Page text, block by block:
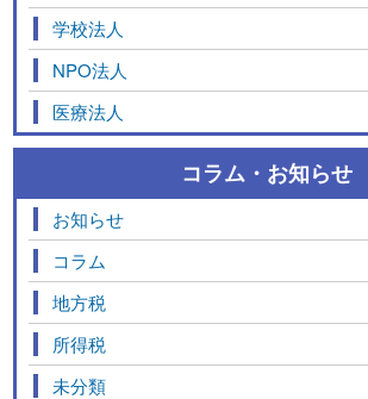
学校法人
NPO法人
医療法人
コラム・お知らせ
お知らせ
コラム
地方税
所得税
未分類